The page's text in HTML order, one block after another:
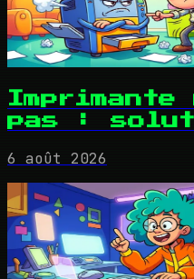
Imprimante
pas :
6 août 2026